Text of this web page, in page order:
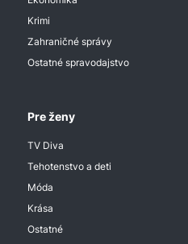
Krimi
Zahraničné správy
Ostatné spravodajstvo
Pre ženy
TV Diva
Tehotenstvo a deti
Móda
Krása
Ostatné